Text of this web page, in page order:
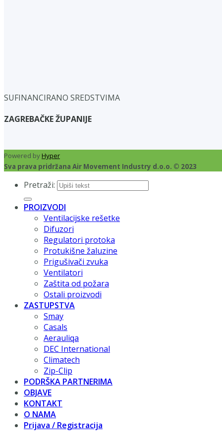
SUFINANCIRANO SREDSTVIMA
ZAGREBAČKE ŽUPANIJE
Powered byHyper
Sva prava pridržana Air Movement Industry d.o.o. © 2023
Pretraži:
PROIZVODI
Ventilacijske rešetke
Difuzori
Regulatori protoka
Protukišne žaluzine
Prigušivači zvuka
Ventilatori
Zaštita od požara
Ostali proizvodi
ZASTUPSTVA
Smay
Casals
Aerauliqa
DEC International
Climatech
Zip-Clip
PODRŠKA PARTNERIMA
OBJAVE
KONTAKT
O NAMA
Prijava / Registracija